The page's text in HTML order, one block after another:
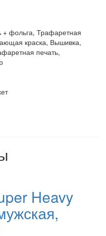
+ фольга, Трафаретная
краска, Вышивка,
печать,
Heavy